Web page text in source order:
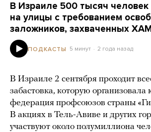
В Израиле 500 тысяч
на улицы с требованием
заложников, захваченных
ПОДКАСТЫ 5 минут 2 года назад
В Израиле 2 сентября проходит
забастовка, которую
федерация профсоюзов страны
В акциях в Тель-Авиве и других
участвуют около полумиллиона